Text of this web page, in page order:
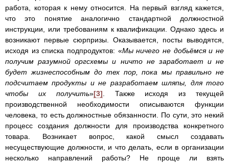
работа, которая к нему относится. На первый взгляд кажется,
что это понятие аналогично стандартной должностной
инструкции, или требованиям к квалификации. Однако здесь и
возникают первые сюрпризы. Оказывается, посты выводятся,
исходя из списка подпродуктов: «Мы ничего не добьёмся и не
получим разумной оргсхемы и ничто не заработает и не
будет жизнеспособным до тех пор, пока мы правильно не
подсчитаем продукты и не разработаем шляпы, для того
чтобы их получить»[3] . Также исходя из текущей
производственной необходимости описываются функции
человека, то есть должностные обязанности. По сути, это некий
процесс создания должности для производства конкретного
товара. Возникает вопрос, какой смысл создавать
несуществующие должности, и что делать, если в организации
несколько направлений работы? Не проще ли взять